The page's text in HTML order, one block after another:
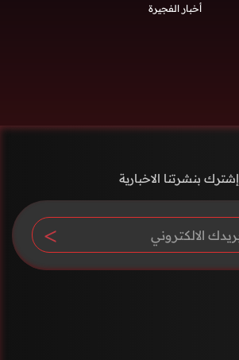
أخبار الفجيرة
إشترك بنشرتنا الاخبارية